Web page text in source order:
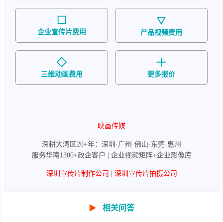
企业宣传片费用 产品视频费用
三维动画费用 更多报价
映画传媒
深耕大湾区20+年：深圳·广州·佛山·东莞·惠州
服务华南1300+政企客户 | 企业视频矩阵+企业影像库
深圳宣传片制作公司 深圳宣传片拍摄公司
▶ 相关问答